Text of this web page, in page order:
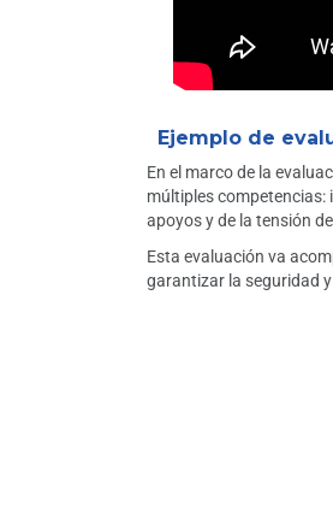
Ejemplo de
En el marco de la
múltiples competencias:
apoyos y de la tensión
Esta evaluación va
garantizar la seguridad